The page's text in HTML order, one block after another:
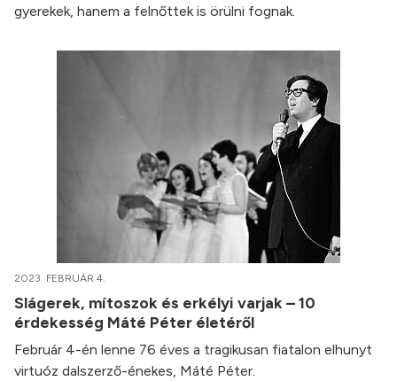
gyerekek, hanem a felnőttek is örülni fognak.
2023. FEBRUÁR 4.
Slágerek, mítoszok és erkélyi varjak – 10
érdekesség Máté Péter életéről
Február 4-én lenne 76 éves a tragikusan fiatalon elhunyt
virtuóz dalszerző-énekes, Máté Péter.